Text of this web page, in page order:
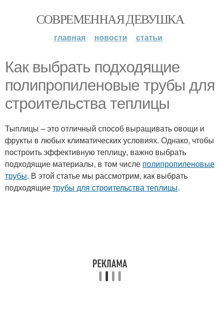
СОВРЕМЕННАЯ ДЕВУШКА
главная новости статьи
Как выбрать подходящие
полипропиленовые трубы для
строительства теплицы
Тыплицы – это отличный способ выращивать овощи и
фрукты в любых климатических условиях. Однако, чтобы
построить эффективную теплицу, важно выбрать
подходящие материалы, в том числе полипропиленовые
трубы. В этой статье мы рассмотрим, как выбрать
подходящиетрубы для строительства теплицы.